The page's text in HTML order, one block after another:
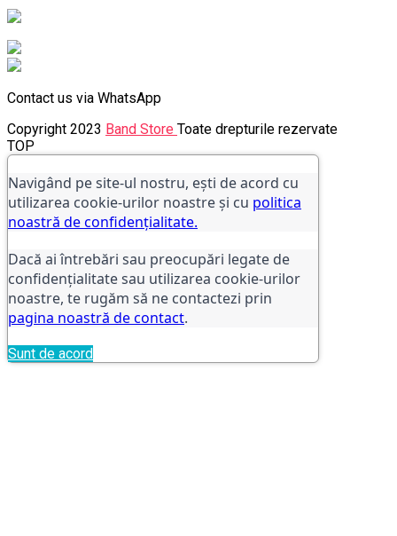
Contact us via WhatsApp
Copyright 2023 Band Store Toate drepturile rezervate
TOP
Navigând pe site-ul nostru, ești de acord cu
utilizarea cookie-urilor noastre și cu politica
noastră de confidențialitate.
Dacă ai întrebări sau preocupări legate de
confidențialitate sau utilizarea cookie-urilor
noastre, te rugăm să ne contactezi prin
pagina noastră de contact.
Sunt de acord